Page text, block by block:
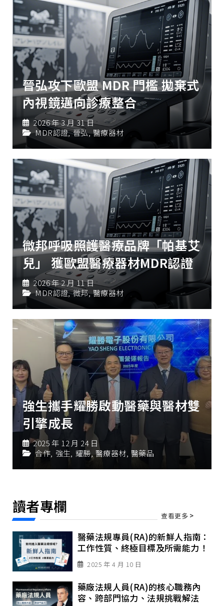
晉弘攻下歐盟 MDR 門檻 拋棄式
內視鏡邁向診療整合
2026 年 3 月 31 日
MDR認證, 晉弘, 醫療器材
微邦呼吸照護醫療品牌「帕基艾
兒」 獲歐盟醫療器材MDR認證
2026 年 2 月 11 日
MDR認證, 微邦, 醫療器材
強生攜手耀勝啟動醫藥與醫材雙
引擎成長
2025 年 12 月 24 日
合作, 強生, 耀勝, 醫療器材, 醫藥品
讀者專欄 查看更多 >
醫藥法規專員(RA)的新鮮人指南：
工作性質、終極目標及所需能力！
2025 年 4 月 10 日
藥廠法規人員(RA)的核心職務內
容、跨部門協力、法規挑戰解法